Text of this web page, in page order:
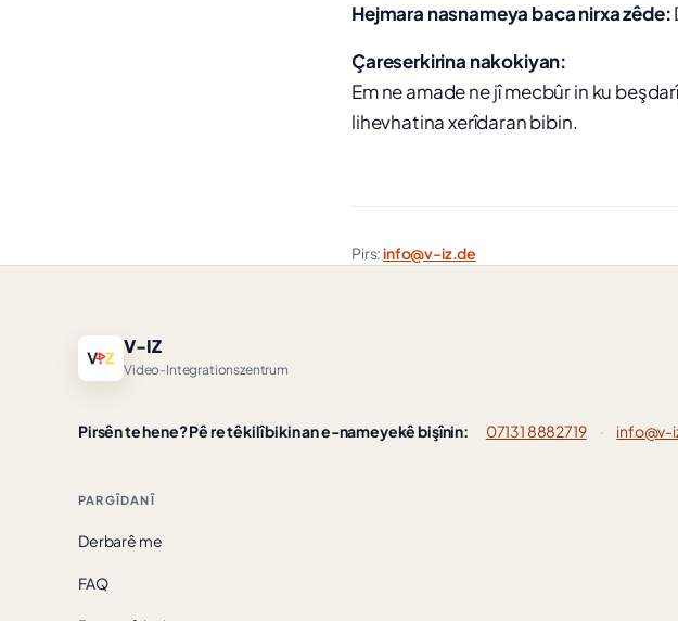
Hejmara nasnameya baca nirxa zêde:
Çareserkirina nakokiyan:
Em ne amade ne jî mecbûr in ku
lihevhatina xerîdaran bibin.
Pirs: info@v-iz.de
V-IZ
Video-Integrationszentrum
Pirsên te hene? Pê re têkilî bikin an e-nameyekê bişînin: 07131 8882719 · info@v-
PARGÎDANÎ
Derbarê me
FAQ